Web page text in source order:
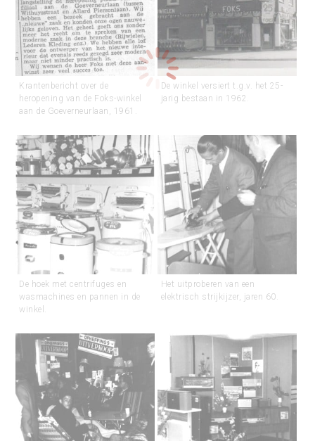
Krantenbericht over de
heropening van de Foks-winkel
aan de Goeverneurlaan, 1961.
De winkel versiert t.g.v. het 25-
jarig bestaan in 1962.
De hoek met centrifuges en
wasmachines en pannen in de
winkel.
Het uitproberen van een
elektrisch strijkijzer, jaren 60.